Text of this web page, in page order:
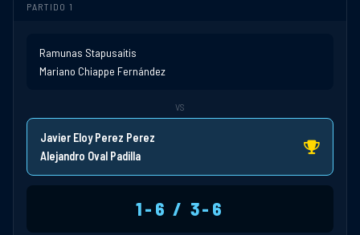
PARTIDO 1
Ramunas Stapusaitis
Mariano Chiappe Fernández
VS
Javier Eloy Perez Perez
Alejandro Oval Padilla
1-6 / 3-6